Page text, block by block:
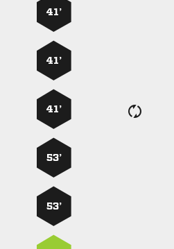
41’
41’
41’
53’
53’